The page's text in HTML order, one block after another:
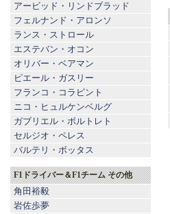
アービッド・リンドブラッド
フェルナンド・アロンソ
ランス・ストロール
エステバン・オコン
オリバー・ベアマン
ピエール・ガスリー
フランコ・コラピント
ニコ・ヒュルケンベルグ
ガブリエル・ボルトレト
セルジオ・ペレス
バルテリ・ボッタス
F1ドライバー＆F1チーム その他
角田裕毅
岩佐歩夢